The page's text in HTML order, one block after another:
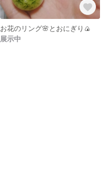
お花のリング🌸とおにぎり🍙
展示中